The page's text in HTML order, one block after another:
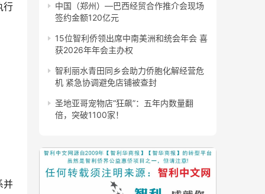
行
并
中国（郑州）—巴西经贸合作推介会现场
签约金额120亿元
15位智利侨领出席中南美洲和统会年会 喜
获2026年年会主办权
智利丽水青田同乡会助力侨胞化解经营危
机 紧急协调避免店铺被查封
圣地亚哥宠物店“狂飙”：五年内数量翻
倍，突破1100家！